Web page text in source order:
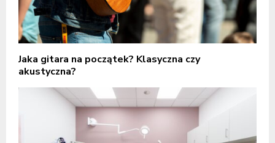
Jaka gitara na początek? Klasyczna czy
akustyczna?